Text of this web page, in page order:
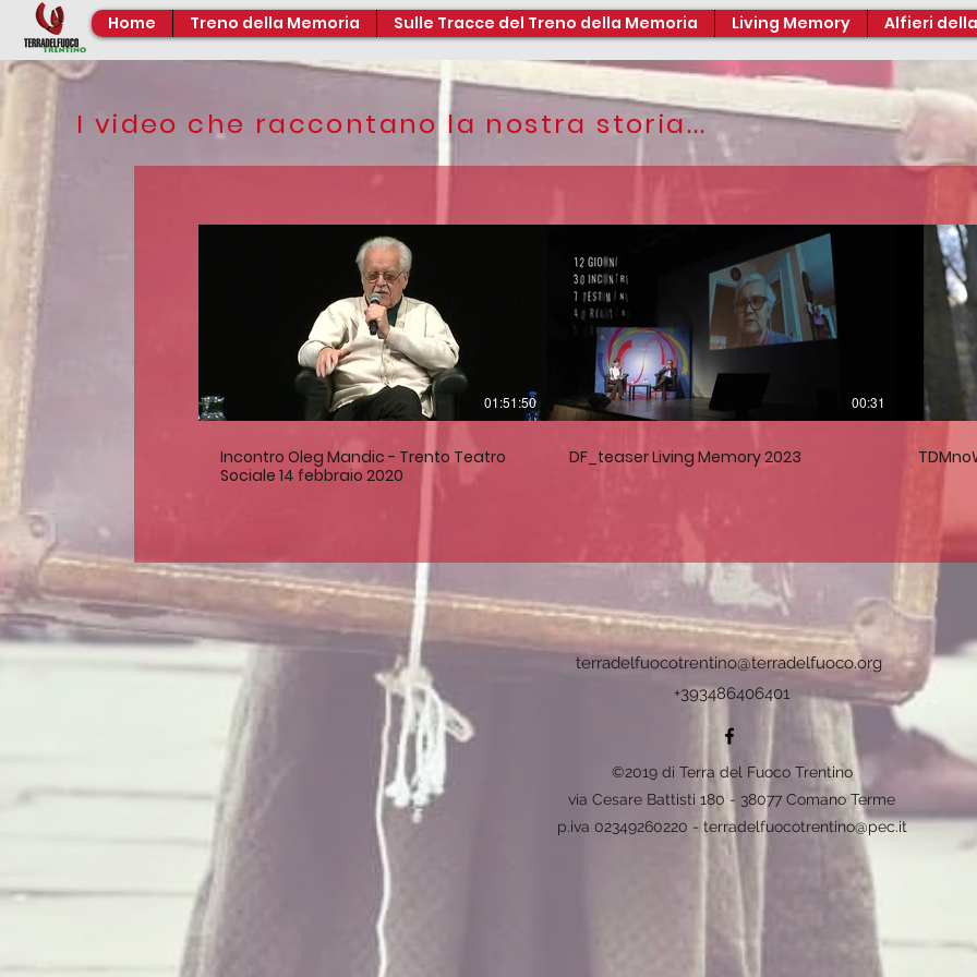
Home Treno della Memoria Sulle Tracce del Treno della Memoria Living Memory Alfieri
I video che raccontano la nostra storia...
01:51:50
Incontro Oleg Mandic - Trento Teatro
Sociale 14 febbraio 2020
00:31
DF_teaser Living Memory 2023
terradelfuocotrentino@terradelfuoco.org
+393486406401
©2019 di Terra del Fuoco Trentino
via Cesare Battisti 180 - 38077 Comano Terme
p.iva 02349260220 - terradelfuocotrentino@pec.it